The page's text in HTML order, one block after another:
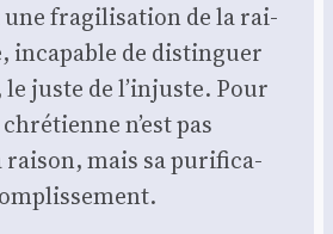
une fra­gi­li­sa­tion de la rai­
inca­pable de dis­tin­guer
juste de l’injuste. Pour
n’est pas
rai­son, mais sa puri­fi­ca­